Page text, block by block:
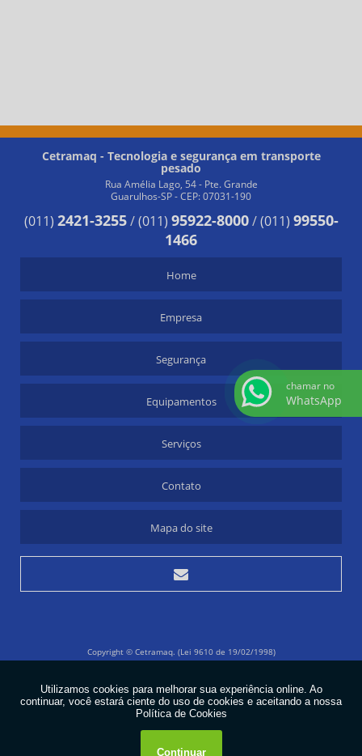
Estou ciente
Utilizamos seus dados para analisar e personalizar nossos
conteúdos e anúncios durante a sua navegação. Sendo assim,
Cetramaq - Tecnologia e segurança em transporte
pesado
Rua Amélia Lago, 54 - Pte. Grande
Guarulhos-SP - CEP: 07031-190
(011) 2421-3255/(011) 95922-8000/(011) 99550-
1466
Home
Empresa
Segurança
Equipamentos
Serviços
Contato
Mapa do site
Copyright © Cetramaq. (Lei 9610 de 19/02/1998)
W3C
chamar no
WhatsApp